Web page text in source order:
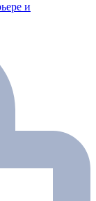
и